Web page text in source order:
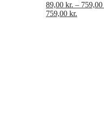
89,00 kr. – 759,00
759,00 kr.